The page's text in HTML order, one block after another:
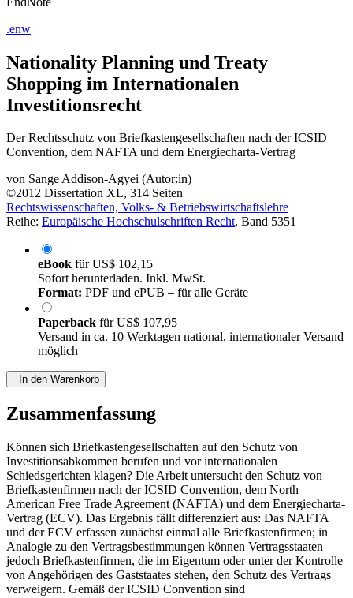
Nationality Planning und Treaty
Shopping im Internationalen
Der Rechtsschutz von Briefkastengesellschaften nach der ICSID
vonSange Addison-Agyei (Autor:in)
©2012 Dissertation XL, 314 Seiten
Rechtswissenschaften, Volks- & Betriebswirtschaftslehre
eBookfürUS$ 102,15
Sofort herunterladen. Inkl. MwSt.
Format:
PaperbackfürUS$ 107,95
Versand in ca. 10 Werktagen national, internationaler Versand
Zusammenfassung
Können sich Briefkastengesellschaften auf den Schutz von
Investitionsabkommen berufen und vor internationalen
Schiedsgerichten klagen? Die Arbeit untersucht den Schutz von
Briefkastenfirmen nach der ICSID Convention, dem North
American Free Trade Agreement (NAFTA) und dem Energiecharta-
Vertrag (ECV). Das Ergebnis fällt differenziert aus: Das NAFTA
und der ECV erfassen zunächst einmal alle Briefkastenfirmen; in
Analogie zu den Vertragsbestimmungen können Vertragsstaaten
jedoch Briefkastenfirmen, die im Eigentum oder unter der Kontrolle
von Angehörigen des Gaststaates stehen, den Schutz des Vertrags